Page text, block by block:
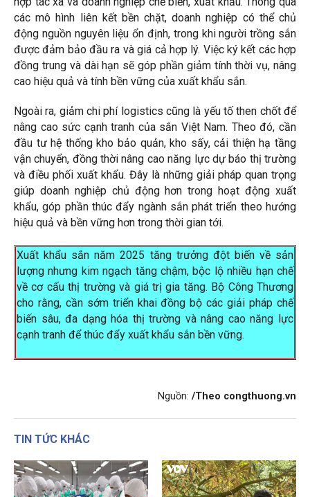
các mô hình liên kết bền chặt, doanh nghiệp có thể chủ
động nguồn nguyên liệu ổn định, trong khi người trồng sắn
được đảm bảo đầu ra và giá cả hợp lý. Việc ký kết các hợp
đồng trung và dài hạn sẽ góp phần giảm tính thời vụ, nâng
cao hiệu quả và tính bền vững của xuất khẩu sắn.
Ngoài ra, giảm chi phí logistics cũng là yếu tố then chốt để
nâng cao sức cạnh tranh của sắn Việt Nam. Theo đó, cần
đầu tư hệ thống kho bảo quản, kho sấy, cải thiện hạ tầng
vận chuyển, đồng thời nâng cao năng lực dự báo thị trường
và điều phối xuất khẩu. Đây là những giải pháp quan trọng
giúp doanh nghiệp chủ động hơn trong hoạt động xuất
khẩu, góp phần thúc đẩy ngành sắn phát triển theo hướng
hiệu quả và bền vững hơn trong thời gian tới.
Xuất khẩu sắn năm 2025 tăng trưởng đột biến về sản
lượng nhưng kim ngạch tăng chậm, bộc lộ nhiều hạn chế
về cơ cấu thị trường và giá trị gia tăng. Bộ Công Thương
cho rằng, cần sớm triển khai đồng bộ các giải pháp chế
biến sâu, đa dạng hóa thị trường và nâng cao năng lực
cạnh tranh để thúc đẩy xuất khẩu sắn bền vững.
Nguồn: /Theo congthuong.vn
TIN TỨC KHÁC